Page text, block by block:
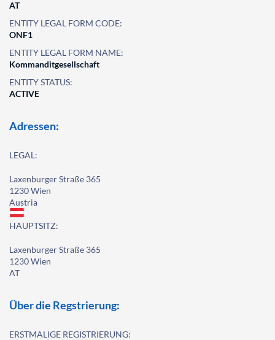
AT
ENTITY LEGAL FORM CODE:
ONF1
ENTITY LEGAL FORM NAME:
Kommanditgesellschaft
ENTITY STATUS:
ACTIVE
Adressen:
LEGAL:
Laxenburger Straße 365
1230 Wien
Austria
HAUPTSITZ:
Laxenburger Straße 365
1230 Wien
AT
Über die Regstrierung:
ERSTMALIGE REGISTRIERUNG: